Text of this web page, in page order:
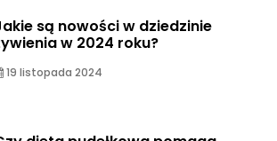
są nowości w dziedzinie
w 2024 roku?
19 listopada 2024